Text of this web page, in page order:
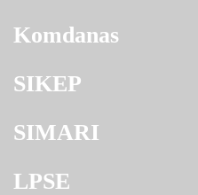
Komdanas
SIKEP
SIMARI
LPSE